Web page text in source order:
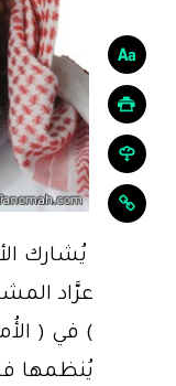
يُشارك
عرَّاد
) في (
يُنظمها